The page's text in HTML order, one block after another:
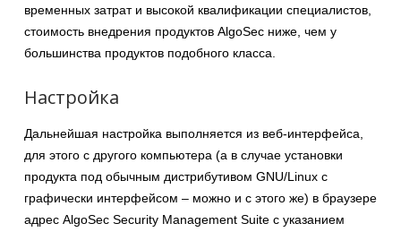
временных затрат и высокой квалификации специалистов,
стоимость внедрения продуктов AlgoSec ниже, чем у
большинства продуктов подобного класса.
Настройка
Дальнейшая настройка выполняется из веб-интерфейса,
для этого с другого компьютера (а в случае установки
продукта под обычным дистрибутивом GNU/Linux с
графически интерфейсом – можно и с этого же) в браузере
адрес AlgoSec Security Management Suite с указанием